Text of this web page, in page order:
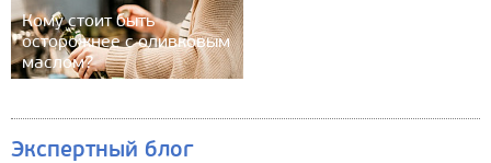
Кому стоит быть
осторожнее с оливковым
маслом?
Экспертный блог